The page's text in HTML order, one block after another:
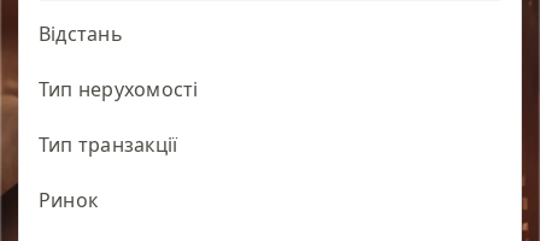
Відстань
Тип нерухомості
Тип транзакції
Ринок